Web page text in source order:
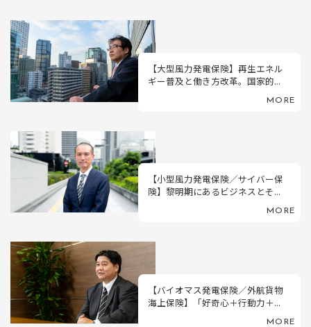
【大型風力発電保険】再生エネル
ギー普及と働き方改革。国家的...
MORE
【小型風力発電保険／サイバー保
険】黎明期にあるビジネスとそ...
MORE
【バイオマス発電保険／外航貨物
海上保険】「好奇心＋行動力＋...
MORE